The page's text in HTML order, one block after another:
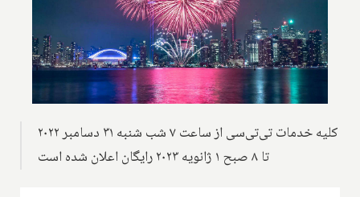
کلیه خدمات تی‌تی‌سی از ساعت ۷ شب شنبه ۳۱ دسامبر ۲۰۲۲
تا ۸ صبح ۱ ژانویه ۲۰۲۳ رایگان اعلان شده است